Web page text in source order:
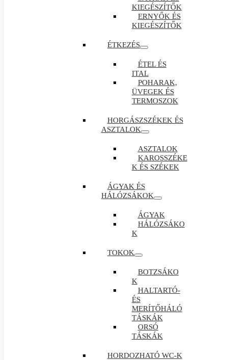
KIEGÉSZÍTŐK
ERNYŐK ÉS
KIEGÉSZÍTŐK
ÉTKEZÉS
ÉTEL ÉS
ITAL
POHARAK,
ÜVEGEK ÉS
TERMOSZOK
HORGÁSZSZÉKEK ÉS
ASZTALOK
ASZTALOK
KAROSSZÉKE
K ÉS SZÉKEK
ÁGYAK ÉS
HÁLÓZSÁKOK
ÁGYAK
HÁLÓZSÁKO
K
TOKOK
BOTZSÁKO
K
HALTARTÓ-
ÉS
MERÍTŐHÁLÓ
TÁSKÁK
ORSÓ
TÁSKÁK
HORDOZHATÓ WC-K